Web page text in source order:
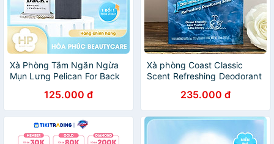
Xà Phòng Tắm Ngăn Ngừa
Mụn Lưng Pelican For Back
125.000 đ
Xà phòng Coast Classic
Scent Refreshing Deodorant
khẩu Mỹ235.000 đ